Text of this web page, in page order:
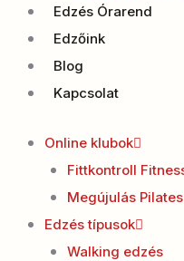
Edzés Órarend
Edzőink
Blog
Kapcsolat
Online klubok
Fittkontroll
Megújulás
Edzés típusok
Walking edzés